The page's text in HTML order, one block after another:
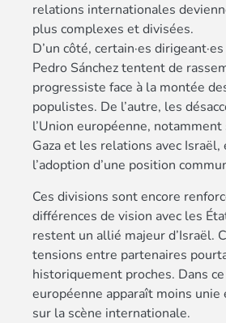
relations internationales
plus complexes et divisées.
D’un côté, certain·es
Pedro Sánchez tentent de
progressiste face à la montée
populistes. De l’autre, les
l’Union européenne,
Gaza et les relations avec Israël,
l’adoption d’une position
Ces divisions sont encore
différences de vision avec les
restent un allié majeur d’Israël.
tensions entre partenaires
historiquement proches. Dans
européenne apparaît moins
sur la scène internationale.